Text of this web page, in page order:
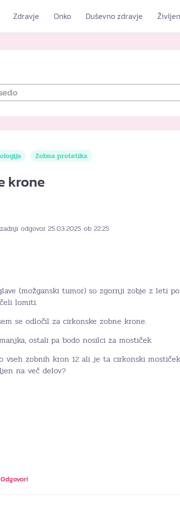
Zdravje Onko Duševno zdravje
Zobna protetika
krone
zadnji odgovor 25.03.2025 ob 22:25
(možganski tumor) so zgornji zobje z leti
lomiti.
se odločil za cirkonske zobne krone.
ostali pa bodo nosilci za mostiček.
vseh zobnih kron 12 ali je ta cirkonski
na več delov?
Odgovori